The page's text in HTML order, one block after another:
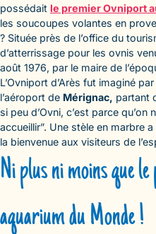
possédait le premier Ovniport
les soucoupes volantes en
? Située près de l’office du
d’atterrissage pour les ovnis
août 1976, par le maire de
L’Ovniport d’Arès fut imaginé
l’aéroport de Mérignac, partant
si peu d’Ovni, c’est parce
accueillir”. Une stèle en marbre
la bienvenue aux visiteurs de
Ni plus ni moins que
aquarium du Monde !